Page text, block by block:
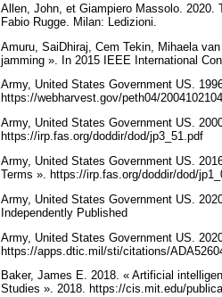
Allen, John, et Giampiero Massolo. 2020.
Fabio Rugge. Milan: Ledizioni.
Amuru, SaiDhiraj, Cem Tekin, Mihaela
jamming ». In 2015 IEEE International
Army, United States Government US.
https://webharvest.gov/peth04/
Army, United States Government US.
https://irp.fas.org/doddir/dod/jp3_51.pdf
Army, United States Government US.
Terms ». https://irp.fas.org/doddir/dod/
Army, United States Government US.
Independently Published
Army, United States Government US.
https://apps.dtic.mil/sti/citations/
Baker, James E. 2018. « Artificial
Studies ». 2018. https://cis.mit.edu/